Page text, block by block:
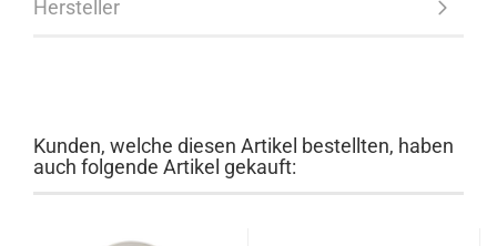
Hersteller
Kunden, welche diesen Artikel bestellten, haben
auch folgende Artikel gekauft: